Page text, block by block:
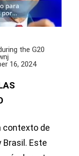
the G20
16, 2024
contexto de
Este